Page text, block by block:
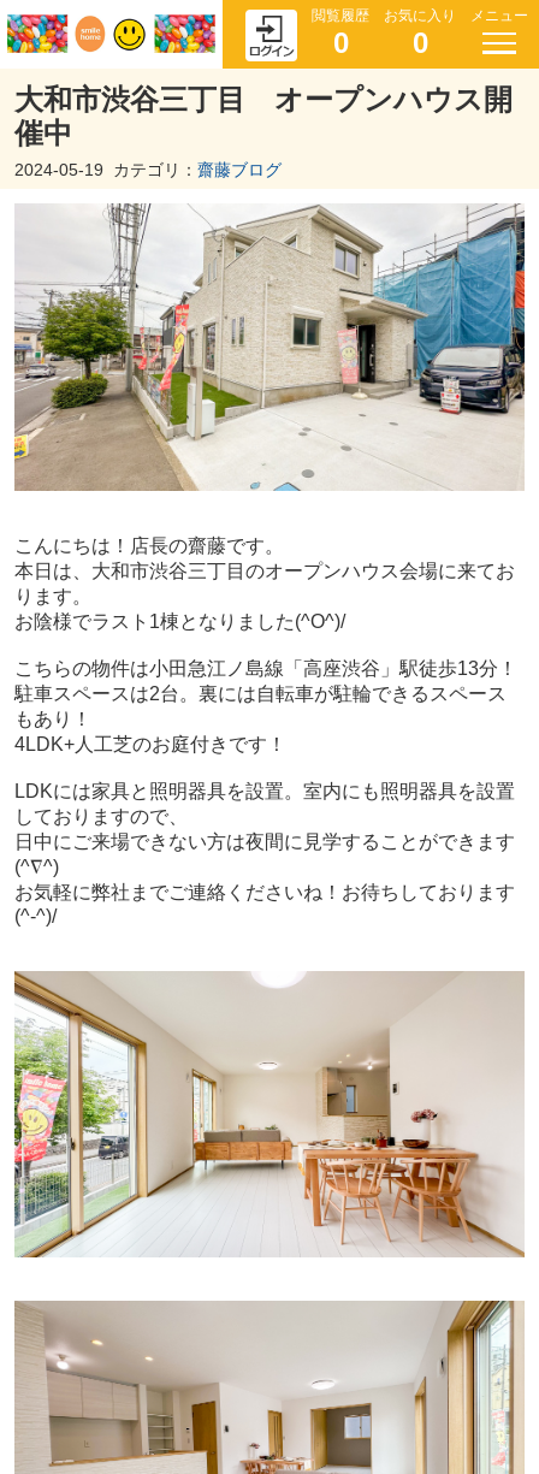
閲覧履歴
0
お気に入り
0
メニュー
大和市渋谷三丁目 オープンハウス開
催中
2024-05-19 カテゴリ： 齋藤ブログ
こんにちは！店長の齋藤です。
本日は、大和市渋谷三丁目のオープンハウス会場に来てお
ります。
お陰様でラスト1棟となりました(^O^)/
こちらの物件は小田急江ノ島線「高座渋谷」駅徒歩13分！
駐車スペースは2台。裏には自転車が駐輪できるスペース
もあり！
4LDK+人工芝のお庭付きです！
LDKには家具と照明器具を設置。室内にも照明器具を設置
しておりますので、
日中にご来場できない方は夜間に見学することができます
(^∇^)
お気軽に弊社までご連絡くださいね！お待ちしております
(^-^)/